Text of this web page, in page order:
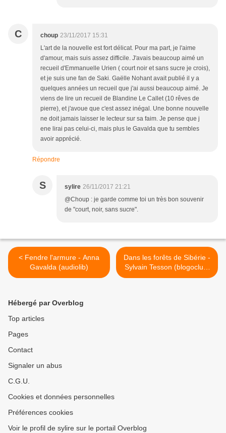
C choup 23/11/2017 15:31
L'art de la nouvelle est fort délicat. Pour ma part, je l'aime
d'amour, mais suis assez difficile. J'avais beaucoup aimé un
recueil d'Emmanuelle Urien ( court noir et sans sucre je crois),
et je suis une fan de Saki. Gaëlle Nohant avait publié il y a
quelques années un recueil que j'ai aussi beaucoup aimé. Je
viens de lire un recueil de Blandine Le Callet (10 rêves de
pierre), et j'avoue que c'est assez inégal. Une bonne nouvelle
ne doit jamais laisser le lecteur sur sa faim. Je pense que j
ene lirai pas celui-ci, mais plus le Gavalda que tu sembles
avoir apprécié.
Répondre
S sylire 26/11/2017 21:21
@Choup : je garde comme toi un très bon souvenir
de "court, noir, sans sucre".
< Fendre l'armure - Anna
Gavalda (audiolib)
Dans les forêts de Sibérie -
Sylvain Tesson (blogoclub)
>
Hébergé par Overblog
Top articles
Pages
Contact
Signaler un abus
C.G.U.
Cookies et données personnelles
Préférences cookies
Voir le profil de sylire sur le portail Overblog